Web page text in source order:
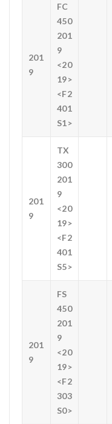
201
9
FC
450
201
9
<20
19>
<F2
401
S1>
201
9
TX
300
201
9
<20
19>
<F2
401
S5>
201
9
FS
450
201
9
<20
19>
<F2
303
S0>